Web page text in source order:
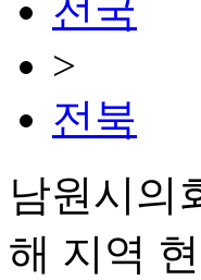
전국
>
전북
남원시의
해 지역